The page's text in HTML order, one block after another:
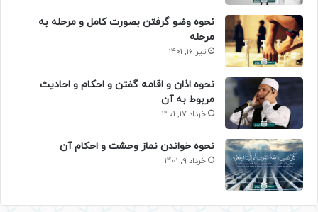
نحوه وضو گرفتن بصورت کامل و مرحله به
مرحله
تیر 16, 1401
نحوه اذان و اقامه گفتن و احکام و احادیث
مربوط به آن
خرداد 17, 1401
نحوه خواندن نماز وحشت و احکام آن
خرداد 9, 1401